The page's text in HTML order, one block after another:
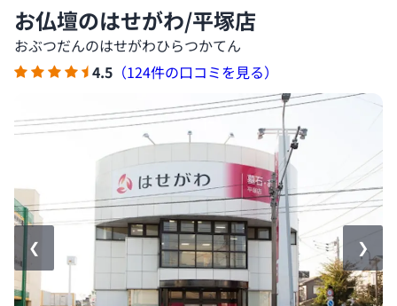
お仏壇のはせがわ/平塚店
おぶつだんのはせがわひらつかてん
4.5 （124件の口コミを見る）
❮ ❯